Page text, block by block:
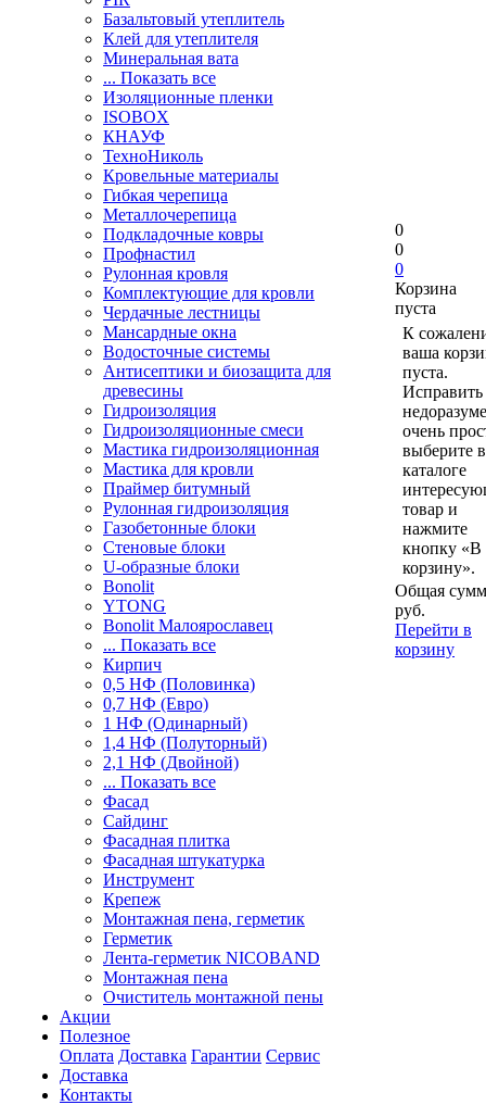
Базальтовый утеплитель
Клей для утеплителя
Минеральная вата
... Показать все
Изоляционные пленки
ISOBOX
КНАУФ
ТехноНиколь
Кровельные материалы
Гибкая черепица
Металлочерепица
Подкладочные ковры
Профнастил
Рулонная кровля
Комплектующие для кровли
Чердачные лестницы
Мансардные окна
Водосточные системы
Антисептики и биозащита для
древесины
Гидроизоляция
Гидроизоляционные смеси
Мастика гидроизоляционная
Мастика для кровли
Праймер битумный
Рулонная гидроизоляция
Газобетонные блоки
Стеновые блоки
U-образные блоки
Bonolit
YTONG
Bonolit Малоярославец
... Показать все
Кирпич
0,5 НФ (Половинка)
0,7 НФ (Евро)
1 НФ (Одинарный)
1,4 НФ (Полуторный)
2,1 НФ (Двойной)
... Показать все
Фасад
Сайдинг
Фасадная плитка
Фасадная штукатурка
Инструмент
Крепеж
Монтажная пена, герметик
Герметик
Лента-герметик NICOBAND
Монтажная пена
Очиститель монтажной пены
Акции
Полезное
Оплата Доставка Гарантии Сервис
Доставка
Контакты
0
0
0
Корзина
пуста
К
ваша
пуста.
Исправить
очень
выберите в
каталоге
товар и
нажмите
кнопку «В
корзину».
Общая
руб.
Перейти в
корзину